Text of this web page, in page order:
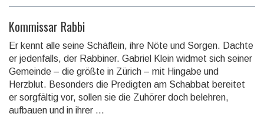
Kommissar Rabbi
Er kennt alle seine Schäflein, ihre Nöte und Sorgen. Dachte
er jedenfalls, der Rab­bi­ner. Gabriel Klein widmet sich seiner
Gemeinde – die größte in Zürich – mit Hingabe und
Herzblut. Besonders die Predigten am Schabbat bereitet
er sorg­fäl­tig vor, sollen sie die Zuhörer doch belehren,
aufbauen und in ihrer ...